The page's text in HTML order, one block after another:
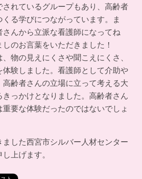
されているグループもあり、高齢者
る学びにつながっています。ま
んから立派な看護師になってね
のお言葉をいただきました！
物の見えにくさや聞こえにくさ、
験しました。看護師として介助や
齢者さんの立場に立って考える大
っかけとなりました。高齢者さん
要な体験だったのではないでしょ
した西宮市シルバー人材センター
上げます。